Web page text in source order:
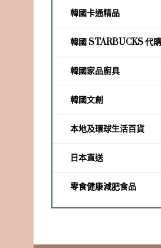
韓國卡通精品
韓國 STARBUCKS 代購
韓國家品廚具
韓國文創
本地及環球生活百貨
日本直送
零食健康減肥食品